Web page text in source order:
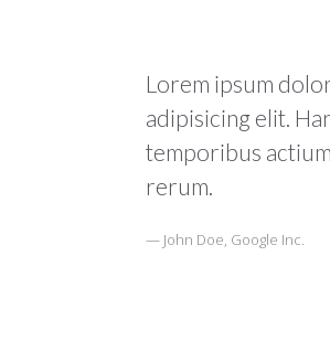
Lorem ipsum
adipisicing elit.
temporibus
rerum.
John Doe, Google Inc.